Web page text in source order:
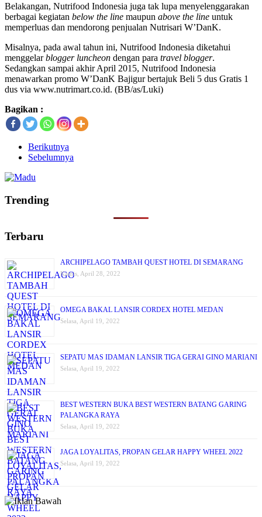
Belakangan, Nutrifood Indonesia juga tak lupa menyelenggarakan
berbagai kegiatan below the line maupun above the line untuk
memperluas dan mendorong penjualan Nutrisari W’DanK.
Misalnya, pada awal tahun ini, Nutrifood Indonesia diketahui
menggelarblogger luncheon dengan para travel blogger.
Sedangkan sampai akhir April 2015, Nutrifood Indonesia
menawarkan promo W’DanK Bajigur bertajuk Beli 5 dus Gratis 1
dus via www.nutrimart.co.id. (BB/as/Luki)
Bagikan :
Berikutnya
Sebelumnya
Trending
Terbaru
ARCHIPELAGO TAMBAH QUEST HOTEL DI SEMARANG
Kamis, April 28, 2022
OMEGA BAKAL LANSIR CORDEX HOTEL MEDAN
Selasa, April 19, 2022
SEPATU MAS IDAMAN LANSIR TIGA GERAI GINO MARIANI
Selasa, April 19, 2022
BEST WESTERN BUKA BEST WESTERN BATANG GARING
PALANGKA RAYA
Selasa, April 19, 2022
JAGA LOYALITAS, PROPAN GELAR HAPPY WHEEL 2022
Selasa, April 19, 2022